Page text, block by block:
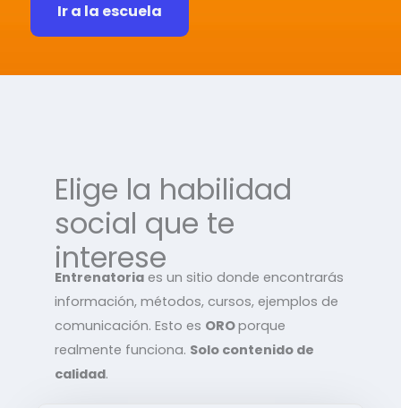
Ir a la escuela
Elige la habilidad
social que te
interese
Entrenatoria es un sitio donde encontrarás
información, métodos, cursos, ejemplos de
comunicación. Esto es OROporque
realmente funciona. Solo contenido de
calidad.